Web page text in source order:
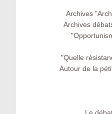
Archives
Archives
"Quelle
Autour de la
Le